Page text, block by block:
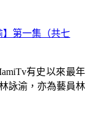
有史以來最年
詠渝，亦為藝員林